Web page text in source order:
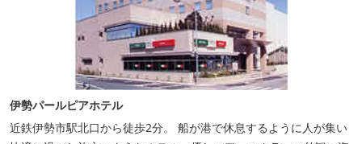
伊勢パールピアホテル
近鉄伊勢市駅北口から徒歩2分。 船が港で休息するように人が集い